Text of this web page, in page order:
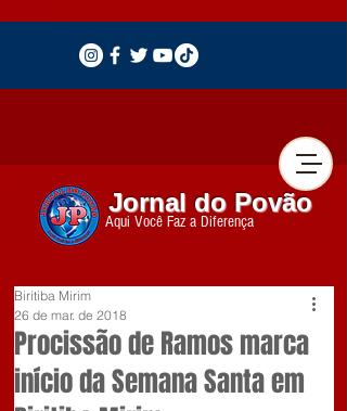
Jornal do Povão
Aqui Você Faz a Diferença
Procissão de Ramos marca
início da Semana Santa em
Biritiba Mirim
26 de mar. de 2018